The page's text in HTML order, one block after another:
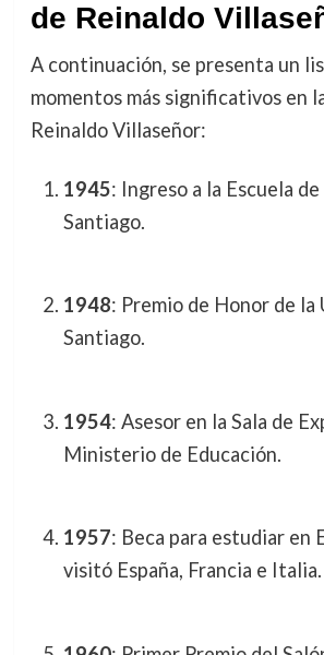
de Reinaldo
A continuación, se presenta un
momentos más significativos en
Reinaldo Villaseñor:
1945: Ingreso a la Escuela
Santiago.
1948: Premio de Honor de la
Santiago.
1954: Asesor en la Sala de
Ministerio de Educación.
1957: Beca para estudiar en
visitó España, Francia e Italia.